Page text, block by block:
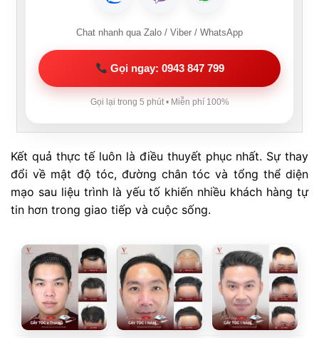
Chat nhanh qua Zalo / Viber / WhatsApp
Gọi ngay: 0943 847 799
Gọi lại trong 5 phút • Miễn phí 100%
Kết quả thực tế luôn là điều thuyết phục nhất. Sự thay
đổi về mật độ tóc, đường chân tóc và tổng thể diện
mạo sau liệu trình là yếu tố khiến nhiều khách hàng tự
tin hơn trong giao tiếp và cuộc sống.